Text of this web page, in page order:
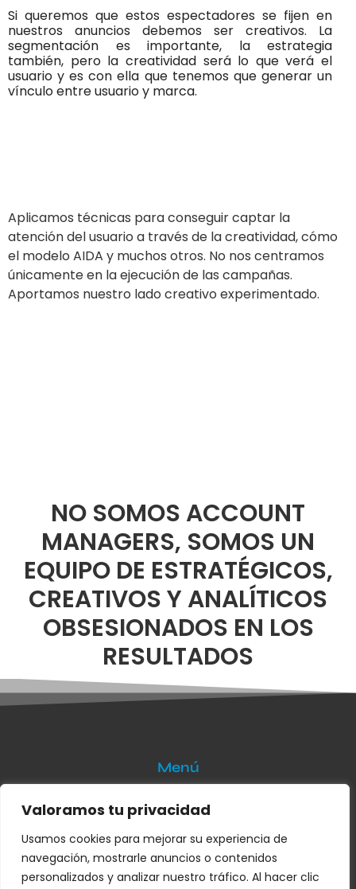
Valoramos tu privacidad
Usamos cookies para mejorar su experiencia de
navegación, mostrarle anuncios o contenidos
personalizados y analizar nuestro tráfico. Al hacer clic
Si queremos que estos espectadores se fijen en
nuestros anuncios debemos ser creativos. La
segmentación es importante, la estrategia
también, pero la creatividad será lo que verá el
usuario y es con ella que tenemos que generar un
vínculo entre usuario y marca.
Aplicamos técnicas para conseguir captar la
atención del usuario a través de la creatividad, cómo
el modelo AIDA y muchos otros. No nos centramos
únicamente en la ejecución de las campañas.
Aportamos nuestro lado creativo experimentado.
NO SOMOS ACCOUNT
MANAGERS, SOMOS UN
EQUIPO DE ESTRATÉGICOS,
CREATIVOS Y ANALÍTICOS
OBSESIONADOS EN LOS
RESULTADOS
Menú
¿Quieres una agencia de marketing digital
que te ayude?
Somos Partner para implementar tu CRM